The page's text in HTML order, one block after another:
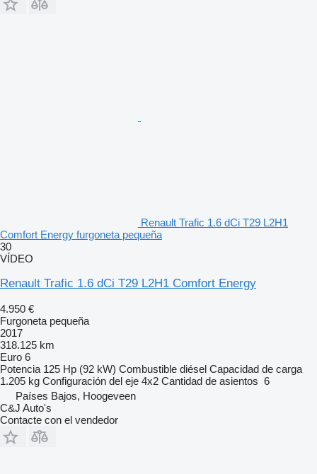
Renault Trafic 1.6 dCi T29 L2H1
Comfort Energy furgoneta pequeña
30
VÍDEO
Renault Trafic 1.6 dCi T29 L2H1 Comfort Energy
4.950 €
Furgoneta pequeña
2017
318.125 km
Euro 6
Potencia 125 Hp (92 kW) Combustible diésel Capacidad de carga
1.205 kg Configuración del eje 4x2 Cantidad de asientos 6
Países Bajos, Hoogeveen
C&J Auto's
Contacte con el vendedor